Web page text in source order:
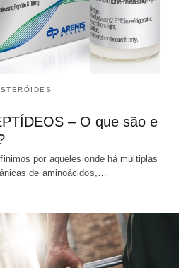
– O que são e
por aqueles onde há múltiplas
de aminoácidos,…